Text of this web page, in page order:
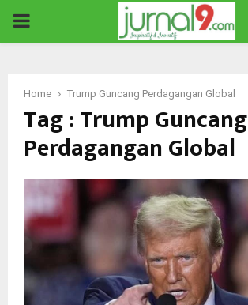
PRIMARY
Home Trump Guncang Perdagangan Global
Tag : Trump Guncang
Perdagangan Global